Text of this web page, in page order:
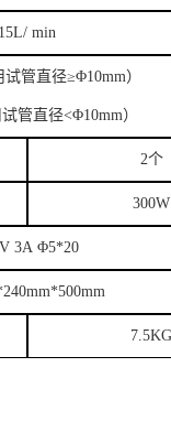
15L/ min
试管直径≥Φ10mm）
管直径<Φ10mm）
2个
300W
3A Φ5*20
7.5KG